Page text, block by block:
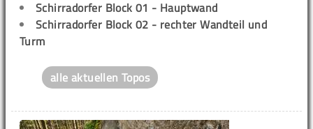
Schirradorfer Block 01 - Hauptwand
Schirradorfer Block 02 - rechter Wandteil und
Turm
alle aktuellen Topos